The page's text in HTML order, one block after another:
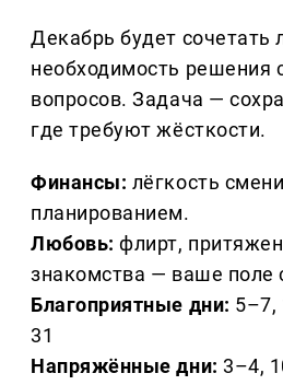
Декабрь будет сочетать
необходимость решения
вопросов. Задача —
где требуют жёсткости.
Финансы: лёгкость
планированием.
Любовь: флирт,
знакомства — ваше поле
Благоприятные дни: 5–7,
31
Напряжённые дни: 3–4,